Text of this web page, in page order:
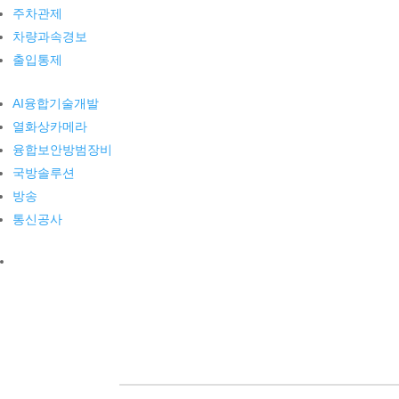
주차관제
차량과속경보
출입통제
AI융합기술개발
열화상카메라
융합보안방범장비
국방솔루션
방송
통신공사